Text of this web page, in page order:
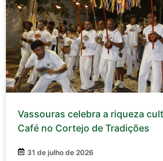
Vassouras celebra a riqueza
Café no Cortejo de Tradições
31 de julho de 2026